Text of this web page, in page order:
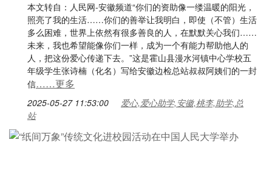
本文转自：人民网-安徽频道“你们的资助像一缕温暖的阳光，
照亮了我的生活……你们的善举让我明白，即使（不管）生活
多么困难，世界上依然有很多善良的人，在默默关心我们……
未来，我也希望能像你们一样，成为一个有能力帮助他人的
人，把这份爱心传递下去。”这是霍山县漫水河镇中心学校五
年级学生张诗楠（化名）写给安徽边检总站叔叔阿姨们的一封
信……更多
2025-05-27 11:53:00
爱心,爱心助学,安徽,桃李,助学,总
站